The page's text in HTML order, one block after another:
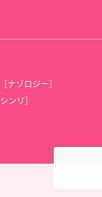
ナゾロジー］
ンリ］